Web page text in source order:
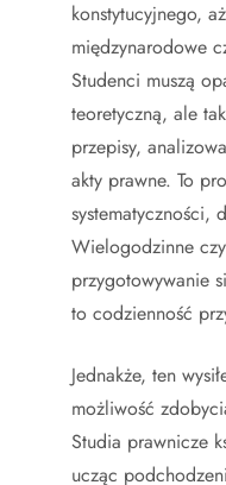
konstytucyjnego,
międzynarodowe
Studenci muszą
teoretyczną, ale
przepisy,
akty prawne. To
systematyczności,
Wielogodzinne
przygotowywanie
to codzienność
Jednakże, ten
możliwość
Studia prawnicze
ucząc